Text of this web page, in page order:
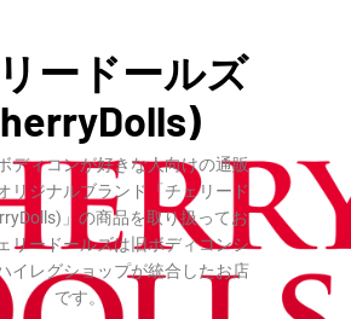
ードールズ
ディコンが好きな人向けの通販
リジナルブランド「チェリード
」の商品を取り扱ってお
リードールズは旧ボディコンシ
イレグショップが統合したお店
です。